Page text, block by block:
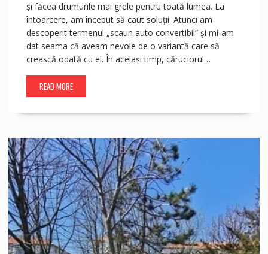
și făcea drumurile mai grele pentru toată lumea. La
întoarcere, am început să caut soluții. Atunci am
descoperit termenul „scaun auto convertibil” și mi-am
dat seama că aveam nevoie de o variantă care să
crească odată cu el. În același timp, căruciorul…
READ MORE